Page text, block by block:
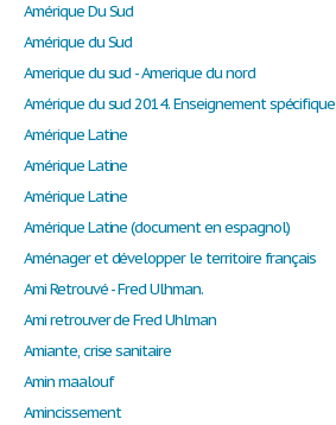
Amérique Du Sud
Amérique du Sud
Amerique du sud - Amerique du nord
Amérique du sud 2014. Enseignement spécifique
Amérique Latine
Amérique Latine
Amérique Latine
Amérique Latine (document en espagnol)
Aménager et développer le territoire français
Ami Retrouvé - Fred Ulhman.
Ami retrouver de Fred Uhlman
Amiante, crise sanitaire
Amin maalouf
Amincissement